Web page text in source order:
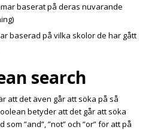
baserat på deras nuvarande
baserad på vilka skolor de har gått
search
att det även går att söka på så
betyder att det går att söka
”and”, ”not” och ”or” för att på